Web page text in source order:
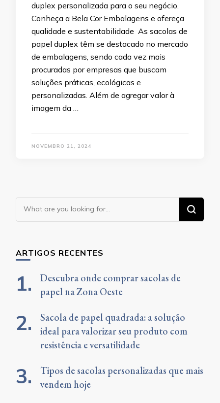
duplex personalizada para o seu negócio.
Conheça a Bela Cor Embalagens e ofereça
qualidade e sustentabilidade As sacolas de
papel duplex têm se destacado no mercado
de embalagens, sendo cada vez mais
procuradas por empresas que buscam
soluções práticas, ecológicas e
personalizadas. Além de agregar valor à
imagem da …
NOVEMBRO 21, 2024
Looking
for
ARTIGOS RECENTES
Descubra onde comprar sacolas de
papel na Zona Oeste
Sacola de papel quadrada: a solução
ideal para valorizar seu produto com
resistência e versatilidade
Tipos de sacolas personalizadas que mais
vendem hoje